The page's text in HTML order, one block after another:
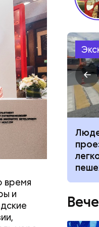
время
и
—
камеры
время
где
самых
поможет ли
сбросить